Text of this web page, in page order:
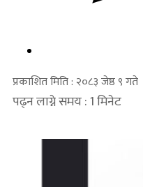
प्रकाशित मिति : २०८३ जेष्ठ ९ गते
पढ्न लाग्ने समय : 1 मिनेट